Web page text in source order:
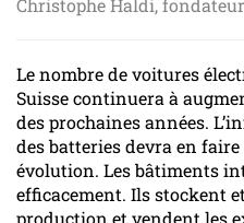
Christophe Haldi, fondateur
Le nombre de voitures
Suisse continuera à
des prochaines années.
des batteries devra en
évolution. Les bâtiments
efficacement. Ils stockent
production et vendent les